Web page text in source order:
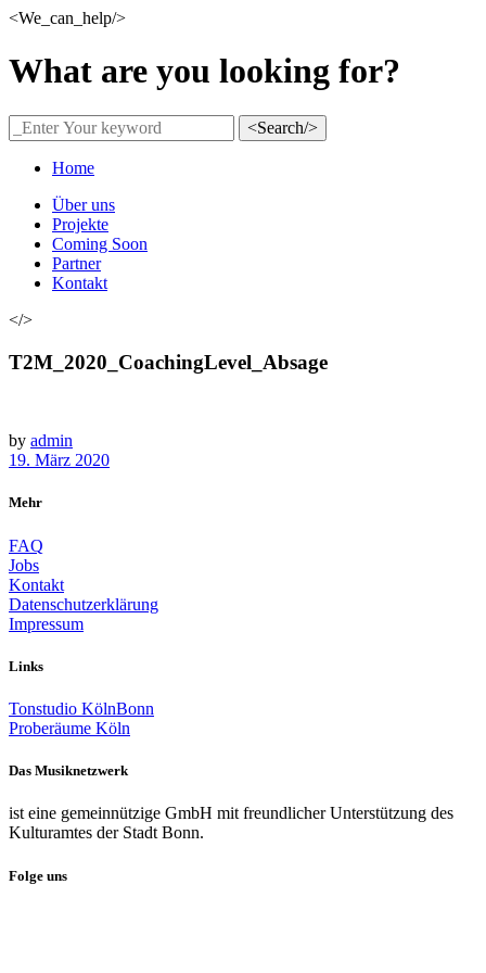
<We_can_help/>
What are you looking for?
<Search/>
Home
Über uns
Projekte
Coming Soon
Partner
Kontakt
</>
T2M_2020_CoachingLevel_Absage
by admin
19. März 2020
Mehr
FAQ
Jobs
Kontakt
Datenschutzerklärung
Impressum
Links
Tonstudio KölnBonn
Proberäume Köln
Das Musiknetzwerk
ist eine gemeinnützige GmbH mit freundlicher Unterstützung des
Kulturamtes der Stadt Bonn.
Folge uns